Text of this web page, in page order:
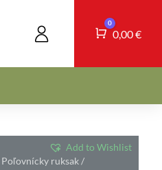
Košík
0
0,00€
Add to Wishlist
Poľovnícky ruksak/